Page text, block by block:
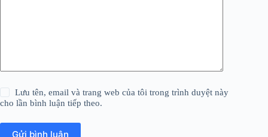
Lưu tên, email và trang web của tôi trong trình duyệt này
cho lần bình luận tiếp theo.
Gửi bình luận